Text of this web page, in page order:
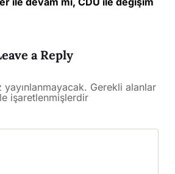
a Reply
Gerekli alanlar
işaretlenmişlerdir